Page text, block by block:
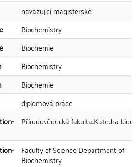
navazující magisterské
Biochemistry
Biochemie
Biochemistry
Biochemie
diplomová práce
Přírodovědecká fakulta::Katedra
Faculty of Science::Department of
Biochemistry